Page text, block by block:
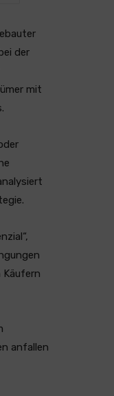
der
mit
anfallen